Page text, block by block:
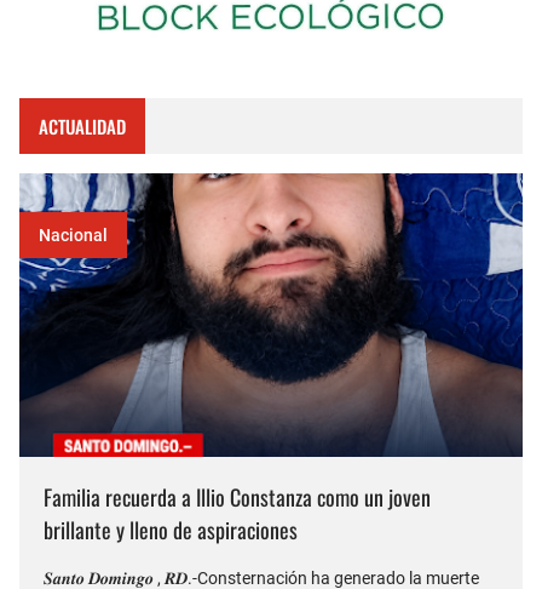
ACTUALIDAD
Nacional
Familia recuerda a Illio Constanza como un joven
brillante y lleno de aspiraciones
𝑺𝒂𝒏𝒕𝒐 𝑫𝒐𝒎𝒊𝒏𝒈𝒐 , 𝑹𝑫.-Consternación ha generado la muerte